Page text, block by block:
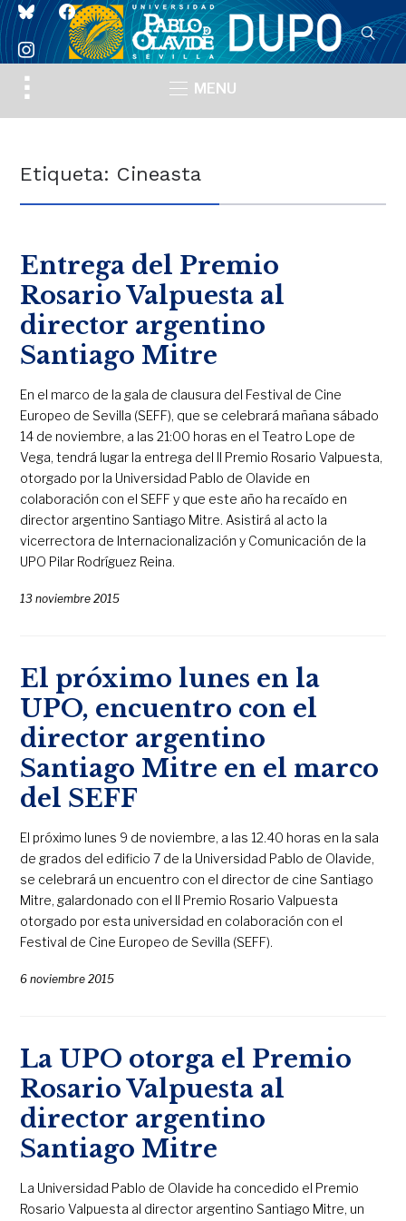
blueskyfacebook
instagram
Toggle
sidebar
MENU
Etiqueta: Cineasta
Entrega del Premio
Rosario Valpuesta al
director argentino
Santiago Mitre
En el marco de la gala de clausura del Festival de Cine
Europeo de Sevilla (SEFF), que se celebrará mañana sábado
14 de noviembre, a las 21:00 horas en el Teatro Lope de
Vega, tendrá lugar la entrega del II Premio Rosario Valpuesta,
otorgado por la Universidad Pablo de Olavide en
colaboración con el SEFF y que este año ha recaído en
director argentino Santiago Mitre. Asistirá al acto la
vicerrectora de Internacionalización y Comunicación de la
UPO Pilar Rodríguez Reina.
13 noviembre 2015
El próximo lunes en la
UPO, encuentro con el
director argentino
Santiago Mitre en el marco
del SEFF
El próximo lunes 9 de noviembre, a las 12.40 horas en la sala
de grados del edificio 7 de la Universidad Pablo de Olavide,
se celebrará un encuentro con el director de cine Santiago
Mitre, galardonado con el II Premio Rosario Valpuesta
otorgado por esta universidad en colaboración con el
Festival de Cine Europeo de Sevilla (SEFF).
6 noviembre 2015
La UPO otorga el Premio
Rosario Valpuesta al
director argentino
Santiago Mitre
La Universidad Pablo de Olavide ha concedido el Premio
Rosario Valpuesta al director argentino Santiago Mitre, un